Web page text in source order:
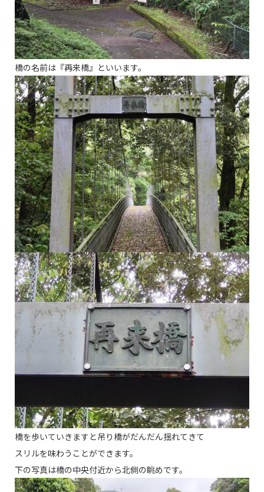
橋の名前は『再来橋』といいます。
橋を歩いていきますと吊り橋がだんだん揺れてきて
スリルを味わうことができます。
下の写真は橋の中央付近から北側の眺めです。